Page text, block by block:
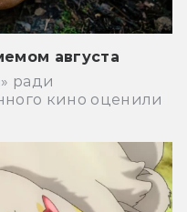
августа
ради
кино оценили